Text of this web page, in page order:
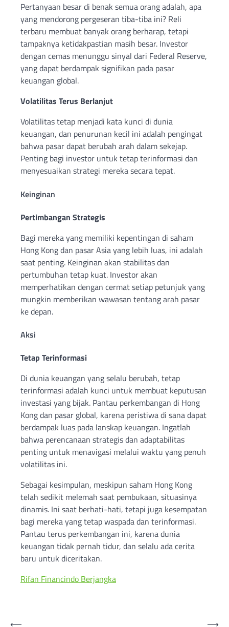
Pertanyaan besar di benak semua orang adalah, apa
yang mendorong pergeseran tiba-tiba ini? Reli
terbaru membuat banyak orang berharap, tetapi
tampaknya ketidakpastian masih besar. Investor
dengan cemas menunggu sinyal dari Federal Reserve,
yang dapat berdampak signifikan pada pasar
keuangan global.
Volatilitas Terus Berlanjut
Volatilitas tetap menjadi kata kunci di dunia
keuangan, dan penurunan kecil ini adalah pengingat
bahwa pasar dapat berubah arah dalam sekejap.
Penting bagi investor untuk tetap terinformasi dan
menyesuaikan strategi mereka secara tepat.
Keinginan
Pertimbangan Strategis
Bagi mereka yang memiliki kepentingan di saham
Hong Kong dan pasar Asia yang lebih luas, ini adalah
saat penting. Keinginan akan stabilitas dan
pertumbuhan tetap kuat. Investor akan
memperhatikan dengan cermat setiap petunjuk yang
mungkin memberikan wawasan tentang arah pasar
ke depan.
Aksi
Tetap Terinformasi
Di dunia keuangan yang selalu berubah, tetap
terinformasi adalah kunci untuk membuat keputusan
investasi yang bijak. Pantau perkembangan di Hong
Kong dan pasar global, karena peristiwa di sana dapat
berdampak luas pada lanskap keuangan. Ingatlah
bahwa perencanaan strategis dan adaptabilitas
penting untuk menavigasi melalui waktu yang penuh
volatilitas ini.
Sebagai kesimpulan, meskipun saham Hong Kong
telah sedikit melemah saat pembukaan, situasinya
dinamis. Ini saat berhati-hati, tetapi juga kesempatan
bagi mereka yang tetap waspada dan terinformasi.
Pantau terus perkembangan ini, karena dunia
keuangan tidak pernah tidur, dan selalu ada cerita
baru untuk diceritakan.
Rifan Financindo Berjangka
⟵ ⟶